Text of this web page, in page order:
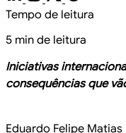
Tempo de leitura
5 min de leitura
Iniciativas
consequências que
Eduardo Felipe Matias